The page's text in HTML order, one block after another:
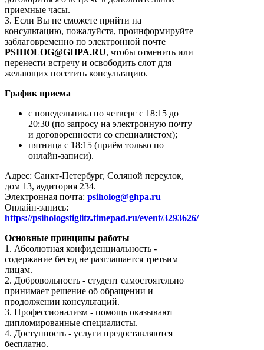
приемные часы.
3. Если Вы не сможете прийти на
консультацию, пожалуйста, проинформируйте
заблаговременно по электронной почте
PSIHOLOG@GHPA.RU, чтобы отменить или
перенести встречу и освободить слот для
желающих посетить консультацию.
График приема
с понедельника по четверг с 18:15 до
20:30 (по запросу на электронную почту
и договоренности со специалистом);
пятница с 18:15 (приём только по
онлайн-записи).
Адрес: Санкт-Петербург, Соляной переулок,
дом 13, аудитория 234.
Электронная почта: psiholog@ghpa.ru
Онлайн-запись:
https://psihologstiglitz.timepad.ru/event/3293626/
Основные принципы работы
1. Абсолютная конфиденциальность -
содержание бесед не разглашается третьим
лицам.
2. Добровольность - студент самостоятельно
принимает решение об обращении и
продолжении консультаций.
3. Профессионализм - помощь оказывают
дипломированные специалисты.
4. Доступность - услуги предоставляются
бесплатно.